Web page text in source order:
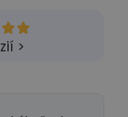

>